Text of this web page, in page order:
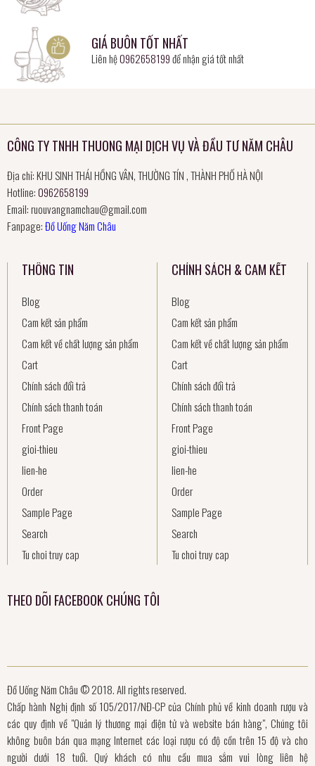
GIÁ BUÔN TỐT NHẤT
Liên hệ0962658199để nhận giá tốt nhất
CÔNG TY TNHH THUONG MẠI DỊCH VỤ VÀ ĐẦU TƯ NĂM CHÂU
Địa chỉ: KHU SINH THÁI HỒNG VÂN, THƯỜNG TÍN , THÀNH PHỐ HÀ NỘI
Hotline:0962658199
Email:ruouvangnamchau@gmail.com
Fanpage:Đồ Uống Năm Châu
THÔNG TIN
Blog
Cam kết sản phẩm
Cam kết về chất lượng sản phẩm
Cart
Chính sách đổi trả
Chính sách thanh toán
Front Page
gioi-thieu
lien-he
Order
Sample Page
Search
Tu choi truy cap
CHÍNH SÁCH & CAM KẾT
Blog
Cam kết sản phẩm
Cam kết về chất lượng sản phẩm
Cart
Chính sách đổi trả
Chính sách thanh toán
Front Page
gioi-thieu
lien-he
Order
Sample Page
Search
Tu choi truy cap
THEO DÕI FACEBOOK CHÚNG TÔI
Đồ Uống Năm Châu © 2018. All rights reserved.
Chấp hành Nghị định số 105/2017/NĐ-CP của Chính phủ về kinh doanh rượu và
các quy định về "Quản lý thương mại điện tử và website bán hàng", Chúng tôi
không buôn bán qua mạng Internet các loại rượu có độ cồn trên 15 độ và cho
người dưới 18 tuổi. Quý khách có nhu cầu mua sắm vui lòng liên hệ